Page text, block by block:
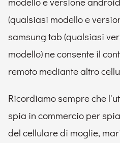
(qualsiasi modello e
samsung tab (qualsiasi
modello) ne consente il
remoto mediante altro
Ricordiamo sempre che
spia in commercio per
del cellulare di moglie,